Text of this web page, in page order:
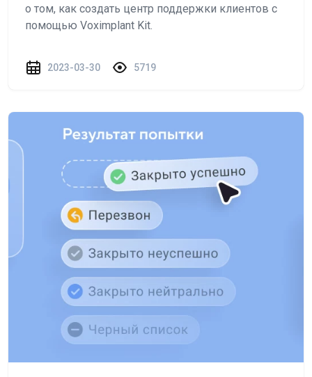
о том, как создать центр поддержки клиентов с
помощью Voximplant Kit.
2023-03-30 5719